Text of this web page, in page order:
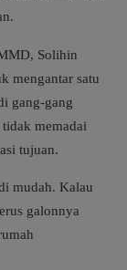
Solihin
mengantar satu
gang-gang
memadai
tujuan.
mudah. Kalau
galonnya